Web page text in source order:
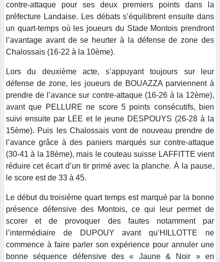
contre-attaque pour ses deux premiers points dans la
préfecture Landaise. Les débats s’équilibrent ensuite dans
un quart-temps où les joueurs du Stade Montois prendront
l’avantage avant de se heurter à la défense de zone des
Chalossais (16-22 à la 10ème).
Lors du deuxième acte, s’appuyant toujours sur leur
défense de zone, les joueurs de BOUAZZA parviennent à
prendre de l’avance sur contre-attaque (16-26 à la 12ème),
avant que PELLURE ne score 5 points consécutifs, bien
suivi ensuite par LEE et le jeune DESPOUYS (26-28 à la
15ème). Puis les Chalossais vont de nouveau prendre de
l’avance grâce à des paniers marqués sur contre-attaque
(30-41 à la 18ème), mais le couteau suisse LAFFITTE vient
réduire cet écart d’un tir primé avec la planche. À la pause,
le score est de 33 à 45.
Le début du troisième quart temps est marqué par la bonne
présence défensive des Montois, ce qui leur permet de
scorer et de provoquer des fautes notamment par
l’intermédiaire de DUPOUY avant qu’HILLOTTE ne
commence à faire parler son expérience pour annuler une
bonne séquence défensive des « Jaune & Noir » en